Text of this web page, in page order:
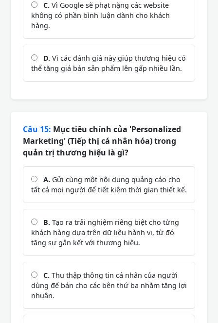
C. Vì Google sẽ phạt nặng các website
không có phần bình luận dành cho khách
hàng.
D. Vì các đánh giá này giúp thương hiệu có
thể tăng giá bán sản phẩm lên gấp nhiều lần.
Câu 15: Mục tiêu chính của 'Personalized
Marketing' (Tiếp thị cá nhân hóa) trong
quản trị thương hiệu là gì?
A. Gửi cùng một nội dung quảng cáo cho
tất cả mọi người để tiết kiệm thời gian thiết kế.
B. Tạo ra trải nghiệm riêng biệt cho từng
khách hàng dựa trên dữ liệu hành vi, từ đó
tăng sự gắn kết với thương hiệu.
C. Thu thập thông tin cá nhân của người
dùng để bán cho các bên thứ ba nhằm tăng lợi
nhuận.